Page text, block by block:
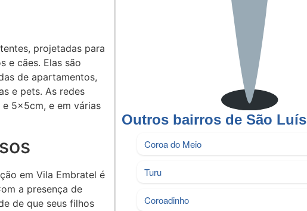
projetadas para
e cães. Elas são
de apartamentos,
e pets. As redes
5x5cm, e em várias
em Vila Embratel é
a presença de
de que seus filhos
Outros bairros de São Luís
Coroa do Meio
Turu
Coroadinho